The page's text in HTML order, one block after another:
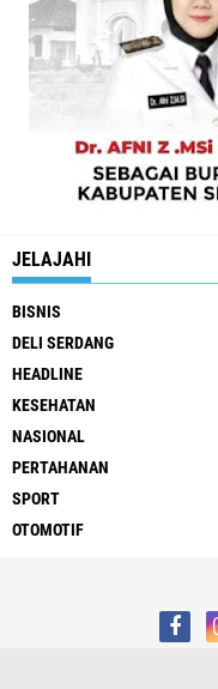
JELAJAHI
BISNIS
DELI SERDANG
HEADLINE
KESEHATAN
NASIONAL
PERTAHANAN
SPORT
OTOMOTIF